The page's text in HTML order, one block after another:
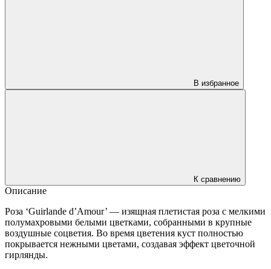
В избранное
К сравнению
Описание
Роза ‘Guirlande d’Amour’ — изящная плетистая роза с мелкими
полумахровыми белыми цветками, собранными в крупные
воздушные соцветия. Во время цветения куст полностью
покрывается нежными цветами, создавая эффект цветочной
гирлянды.